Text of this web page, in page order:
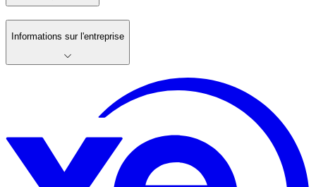
Informations sur l'entreprise